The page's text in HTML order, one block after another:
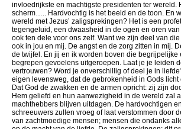
invloedrijkste en machtigste presidenten ter wereld.
scherm….. Hardvochtig is het beeld en de toon. En
wereld met Jezus’ zaligsprekingen? Het is een
tegengeluid, een dwaasheid in de ogen en oren van
ook ten dele voor ons zelf. Want we zijn deel van
ook in jou en mij. De angst en de zorg zitten in mij.
de twijfel. En jij en ik worden boven die begrijpelijke
begrepen gevoelens uitgeroepen. Laat je je leiden
vertrouwen? Word je onverschillig of deel je in
eigen levensweg, dat de gebrokenheid in Gods licht
Dat God de zwakken en de armen opricht: zij zijn
Hem geliefd en hun aanwezigheid in de wereld zal
machthebbers blijven uitdagen. De hardvochtigen
schreeuwers zullen vroeg of laat verstommen door
van zachtmoedige mensen; mensen die ondanks